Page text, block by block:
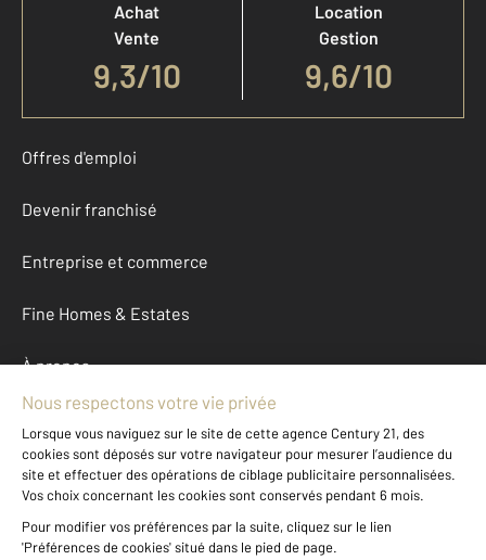
Achat
Vente
9,3/10
Location
Gestion
9,6/10
Offres d'emploi
Devenir franchisé
Entreprise et commerce
Fine Homes & Estates
À propos
International
Nous contacter